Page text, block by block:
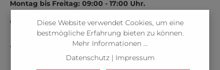
Montag bis Freitag: 09:00 - 17:00 Uhr.
Oder über unserKontaktformular.
WICHTIGE INFOS
Diese Website verwendet Cookies, um eine
bestmögliche Erfahrung bieten zu können.
Mehr Informationen ...
Datenschutz| Impressum